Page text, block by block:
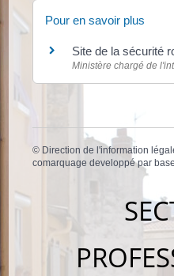
Pour en savoir plus
Site de la sécurité
Ministère chargé de
© Direction de l'information
comarquage developpé par